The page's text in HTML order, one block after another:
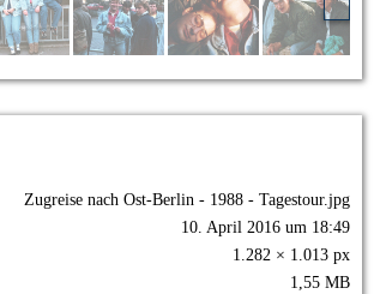
Zugreise nach Ost-Berlin - 1988 - Tagestour.jpg
10. April 2016 um 18:49
1.282 × 1.013 px
1,55 MB